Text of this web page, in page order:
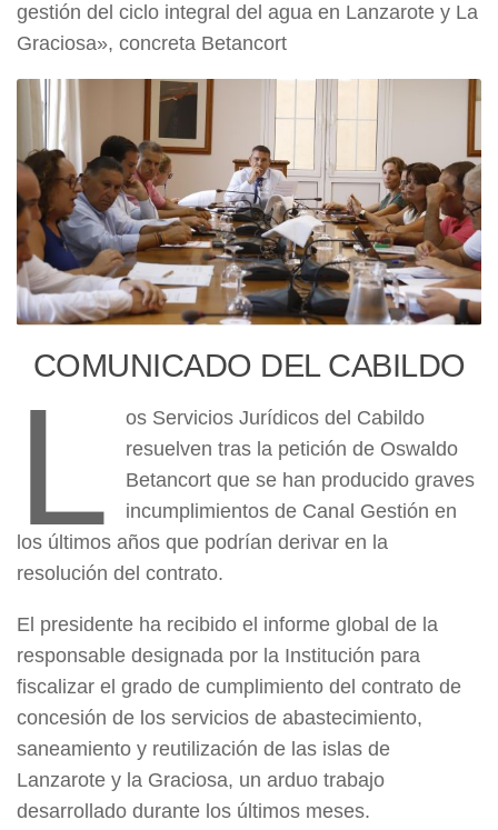
gestión del ciclo integral del agua en Lanzarote y La
Graciosa», concreta Betancort
COMUNICADO DEL CABILDO
L
os Servicios Jurídicos del Cabildo
resuelven tras la petición de Oswaldo
Betancort que se han producido graves
incumplimientos de Canal Gestión en
los últimos años que podrían derivar en la
resolución del contrato.
El presidente ha recibido el informe global de la
responsable designada por la Institución para
fiscalizar el grado de cumplimiento del contrato de
concesión de los servicios de abastecimiento,
saneamiento y reutilización de las islas de
Lanzarote y la Graciosa, un arduo trabajo
desarrollado durante los últimos meses.